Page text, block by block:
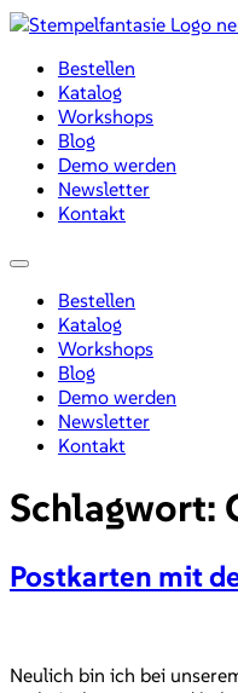
Zum
wechselnBestellen
Katalog
Workshops
Blog
Demo werden
Newsletter
Kontakt
Menü
Bestellen
Katalog
Workshops
Blog
Demo werden
Newsletter
Kontakt
Schlagwort:
Postkarten mit
Neulich bin ich bei